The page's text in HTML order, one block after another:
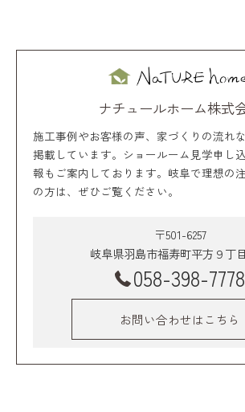
ナチュールホーム株式
施工事例やお客様の声、家づくりの流れ
掲載しています。ショールーム見学申し
報もご案内しております。岐阜で理想の
の方は、ぜひご覧ください。
〒501-6257
岐阜県羽島市福寿町平方９丁
058-398-7778
お問い合わせはこちら